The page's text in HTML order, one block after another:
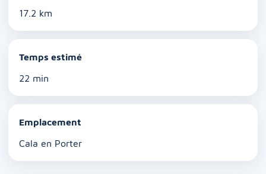
17.2 km
Temps estimé
22 min
Emplacement
Cala en Porter